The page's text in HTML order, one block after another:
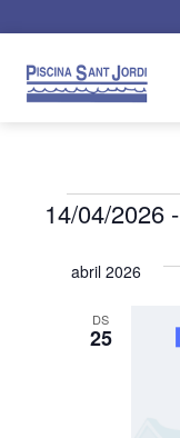
14/04/2026 -
unaabril 2026
DS
25